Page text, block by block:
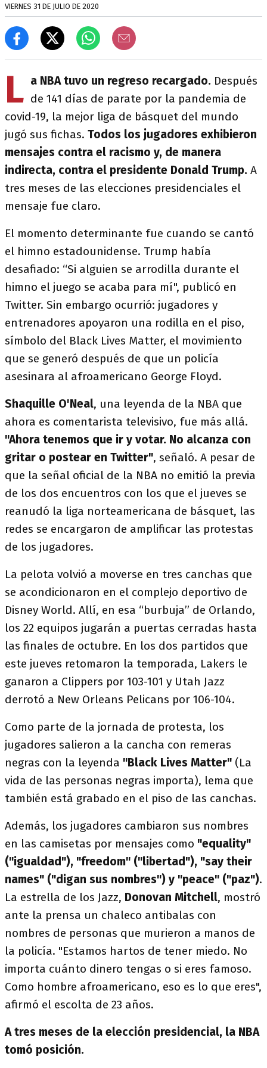
VIERNES 31 DE JULIO DE 2020
L a NBA tuvo un regreso recargado. Después
de 141 días de parate por la pandemia de
covid-19, la mejor liga de básquet del mundo
jugó sus fichas. Todos los jugadores exhibieron
mensajes contra el racismo y, de manera
indirecta, contra el presidente Donald Trump. A
tres meses de las elecciones presidenciales el
mensaje fue claro.
El momento determinante fue cuando se cantó
el himno estadounidense. Trump había
desafiado: “Si alguien se arrodilla durante el
himno el juego se acaba para mí", publicó en
Twitter. Sin embargo ocurrió: jugadores y
entrenadores apoyaron una rodilla en el piso,
símbolo del Black Lives Matter, el movimiento
que se generó después de que un policía
asesinara al afroamericano George Floyd.
Shaquille O'Neal, una leyenda de la NBA que
ahora es comentarista televisivo, fue más allá.
"Ahora tenemos que ir y votar. No alcanza con
gritar o postear en Twitter", señaló. A pesar de
que la señal oficial de la NBA no emitió la previa
de los dos encuentros con los que el jueves se
reanudó la liga norteamericana de básquet, las
redes se encargaron de amplificar las protestas
de los jugadores.
La pelota volvió a moverse en tres canchas que
se acondicionaron en el complejo deportivo de
Disney World. Allí, en esa “burbuja” de Orlando,
los 22 equipos jugarán a puertas cerradas hasta
las finales de octubre. En los dos partidos que
este jueves retomaron la temporada, Lakers le
ganaron a Clippers por 103-101 y Utah Jazz
derrotó a New Orleans Pelicans por 106-104.
Como parte de la jornada de protesta, los
jugadores salieron a la cancha con remeras
negras con la leyenda "Black Lives Matter" (La
vida de las personas negras importa), lema que
también está grabado en el piso de las canchas.
Además, los jugadores cambiaron sus nombres
en las camisetas por mensajes como "equality"
("igualdad"), "freedom" ("libertad"), "say their
names" ("digan sus nombres") y "peace" ("paz").
La estrella de los Jazz, Donovan Mitchell, mostró
ante la prensa un chaleco antibalas con
nombres de personas que murieron a manos de
la policía. "Estamos hartos de tener miedo. No
importa cuánto dinero tengas o si eres famoso.
Como hombre afroamericano, eso es lo que eres",
afirmó el escolta de 23 años.
A tres meses de la elección presidencial, la NBA
tomó posición.